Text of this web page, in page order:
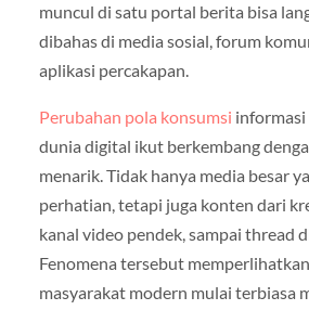
muncul di satu portal berita bisa
dibahas di media sosial, forum
aplikasi percakapan.
Perubahan pola konsumsi
dunia digital ikut berkembang
menarik. Tidak hanya media besar
perhatian, tetapi juga konten dari
kanal video pendek, sampai thread
Fenomena tersebut
masyarakat modern mulai terbiasa